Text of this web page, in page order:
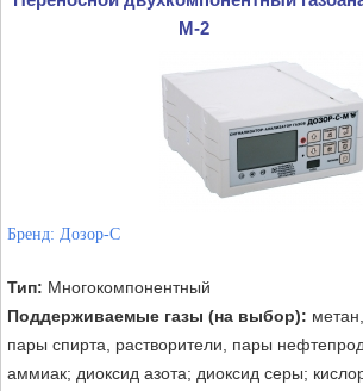
М-2
Бренд: Дозор-С
Тип: Многокомпонентный
Поддерживаемые газы (на выбор):
пары спирта, растворители, пары
аммиак; диоксид азота; диоксид серы;